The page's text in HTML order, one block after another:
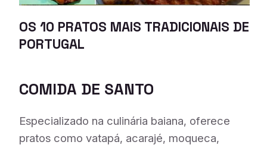
OS 10 PRATOS MAIS TRADICIONAIS DE
PORTUGAL
COMIDA DE SANTO
Especializado na culinária baiana, oferece
pratos como vatapá, acarajé, moqueca,